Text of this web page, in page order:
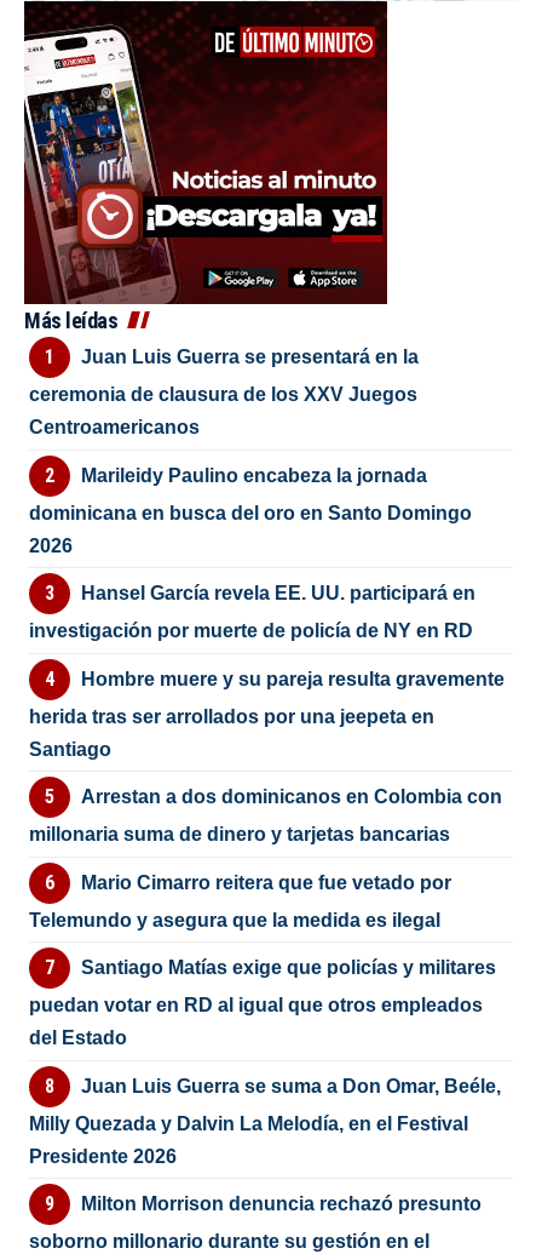
Más leídas
Juan Luis Guerra se presentará en la
ceremonia de clausura de los XXV Juegos
Centroamericanos
Marileidy Paulino encabeza la jornada
dominicana en busca del oro en Santo Domingo
2026
Hansel García revela EE. UU. participará en
investigación por muerte de policía de NY en RD
Hombre muere y su pareja resulta gravemente
herida tras ser arrollados por una jeepeta en
Santiago
Arrestan a dos dominicanos en Colombia con
millonaria suma de dinero y tarjetas bancarias
Mario Cimarro reitera que fue vetado por
Telemundo y asegura que la medida es ilegal
Santiago Matías exige que policías y militares
puedan votar en RD al igual que otros empleados
del Estado
Juan Luis Guerra se suma a Don Omar, Beéle,
Milly Quezada y Dalvin La Melodía, en el Festival
Presidente 2026
Milton Morrison denuncia rechazó presunto
soborno millonario durante su gestión en el